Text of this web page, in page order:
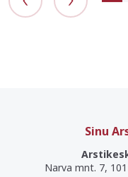
Sinu
Narva mnt. 7,